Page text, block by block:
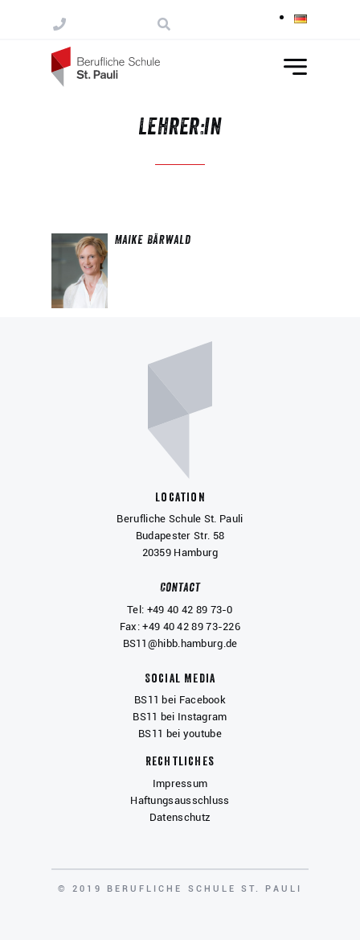
Lehrer:in
Maike Bärwald
Location
Berufliche Schule St. Pauli
Budapester Str. 58
20359 Hamburg
Contact
Tel: +49 40 42 89 73-0
Fax: +49 40 42 89 73-226
BS11@hibb.hamburg.de
Social Media
BS11 bei Facebook
BS11 bei Instagram
BS11 bei youtube
Rechtliches
Impressum
Haftungsausschluss
Datenschutz
COPYRIGHT
© 2019 BERUFLICHE SCHULE ST. PAULI